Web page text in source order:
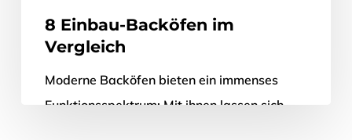
8 Einbau-Backöfen im
Vergleich
Moderne Backöfen bieten ein immenses
Funktionsspektrum: Mit ihnen lassen sich